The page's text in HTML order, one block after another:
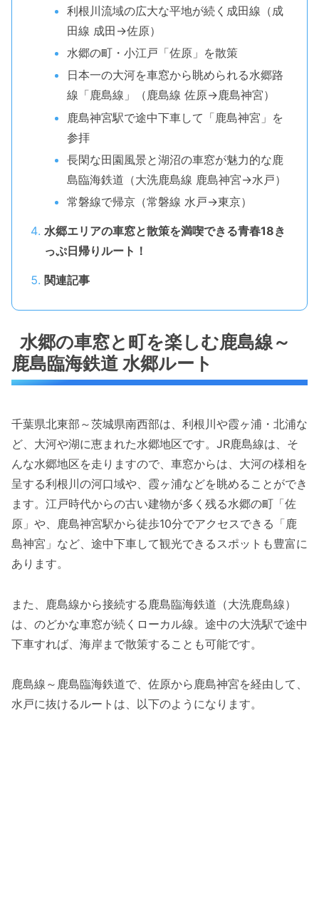
利根川流域の広大な平地が続く成田線（成
田線 成田→佐原）
水郷の町・小江戸「佐原」を散策
日本一の大河を車窓から眺められる水郷路
線「鹿島線」（鹿島線 佐原→鹿島神宮）
鹿島神宮駅で途中下車して「鹿島神宮」を
参拝
長閑な田園風景と湖沼の車窓が魅力的な鹿
島臨海鉄道（大洗鹿島線 鹿島神宮→水戸）
常磐線で帰京（常磐線 水戸→東京）
水郷エリアの車窓と散策を満喫できる青春18き
っぷ日帰りルート！
関連記事
水郷の車窓と町を楽しむ鹿島線～
鹿島臨海鉄道 水郷ルート
千葉県北東部～茨城県南西部は、利根川や霞ヶ浦・北浦な
ど、大河や湖に恵まれた水郷地区です。JR鹿島線は、そ
んな水郷地区を走りますので、車窓からは、大河の様相を
呈する利根川の河口域や、霞ヶ浦などを眺めることができ
ます。江戸時代からの古い建物が多く残る水郷の町「佐
原」や、鹿島神宮駅から徒歩10分でアクセスできる「鹿
島神宮」など、途中下車して観光できるスポットも豊富に
あります。
また、鹿島線から接続する鹿島臨海鉄道（大洗鹿島線）
は、のどかな車窓が続くローカル線。途中の大洗駅で途中
下車すれば、海岸まで散策することも可能です。
鹿島線～鹿島臨海鉄道で、佐原から鹿島神宮を経由して、
水戸に抜けるルートは、以下のようになります。